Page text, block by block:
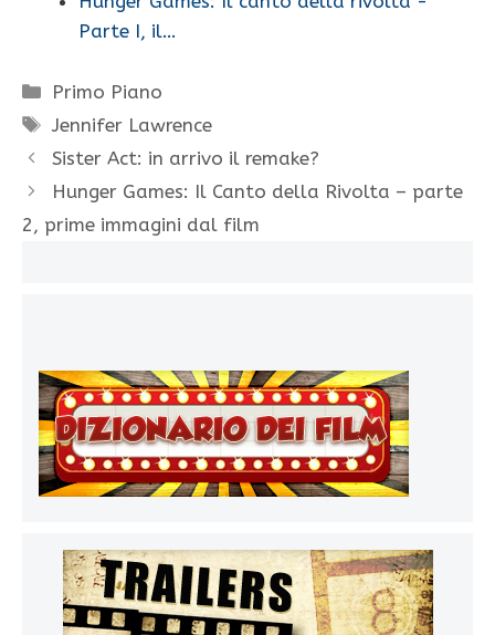
Parte I, il…
Categorie
Primo Piano
Tag
Jennifer Lawrence
Sister Act: in arrivo il remake?
Hunger Games: Il Canto della Rivolta – parte
2, prime immagini dal film